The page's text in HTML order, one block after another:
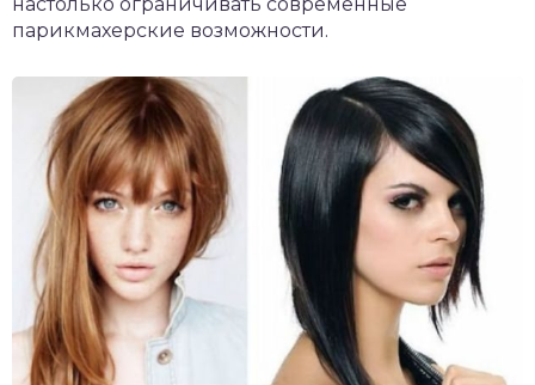
парикмахерские возможности.